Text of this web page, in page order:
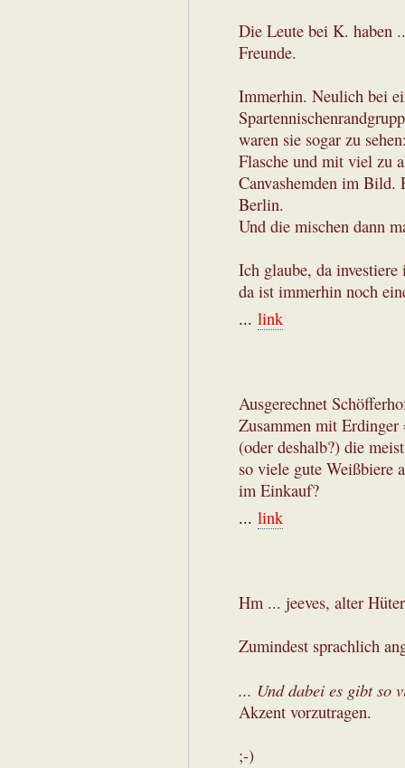
Die Leute bei K. haben
Freunde.
Immerhin. Neulich bei
waren sie sogar zu
Flasche und mit viel zu
Canvashemden im Bild.
Berlin.
Und die mischen dann
Ich glaube, da
da ist immerhin noch
... link
Ausgerechnet
Zusammen mit Erdinger
(oder deshalb?) die
so viele gute Weißbiere
im Einkauf?
... link
Hm ... jeeves, alter
Zumindest sprachlich
... Und dabei es gibt so
Akzent vorzutragen.
;-)